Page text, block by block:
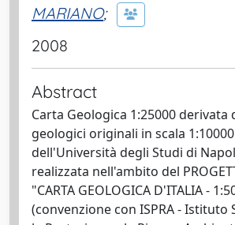
MARIANO;
2008
Abstract
Carta Geologica 1:25000 derivata
geologici originali in scala 1:10000
dell'Università degli Studi di
realizzata nell'ambito del
"CARTA GEOLOGICA D'ITALIA -
(convenzione con ISPRA - Istituto